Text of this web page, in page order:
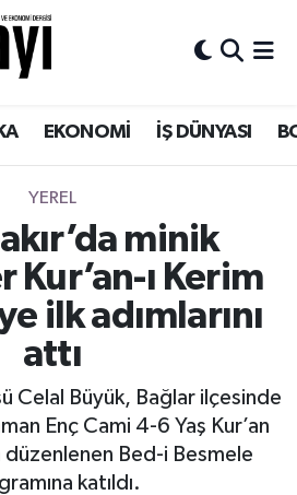
EKONOMİ İŞ DÜNYASI
YEREL
minik
Kur’an-ı Kerim
ilk adımlarını
attı
Celal Büyük, Bağlar ilçesinde
Enç Cami 4-6 Yaş Kur’an
düzenlenen Bed-i Besmele
katıldı.
Vakitleri
ve Fikstür